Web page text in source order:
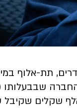
תת-אלוף
שבבעלותו
קונספט), שכעת יעמוד על 52 אלף שקלים – בהשוואה ל-41.5